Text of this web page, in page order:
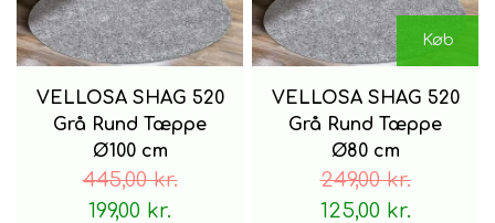
VELLOSA SHAG 520
Grå Rund Tæppe
Ø100 cm
445,00 kr.
199,00 kr.
Køb
VELLOSA SHAG 520
Grå Rund Tæppe
Ø80 cm
249,00 kr.
125,00 kr.